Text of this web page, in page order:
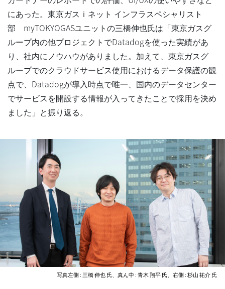
にあった。東京ガスｉネット インフラスペシャリスト
部 myTOKYOGASユニットの三橋伸也氏は「東京ガスグ
ループ内の他プロジェクトでDatadogを使った実績があ
り、社内にノウハウがありました。加えて、東京ガスグ
ループでのクラウドサービス使用におけるデータ保護の観
点で、Datadogが導入時点で唯一、国内のデータセンター
でサービスを開設する情報が入ってきたことで採用を決め
ました」と振り返る。
写真左側 : 三橋 伸也 氏、真ん中 : 青木 翔平 氏、右側 : 杉山 祐介 氏